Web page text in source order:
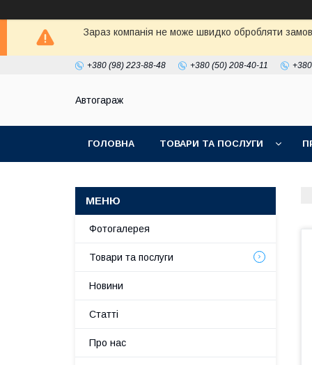
Зараз компанія не може швидко обробляти
+380 (98) 223-88-48 +380 (50) 208-40-11
Автогараж
ГОЛОВНА ТОВАРИ ТА ПОСЛУГИ
Фотогалерея
Товари та послуги
Новини
Статті
Про нас